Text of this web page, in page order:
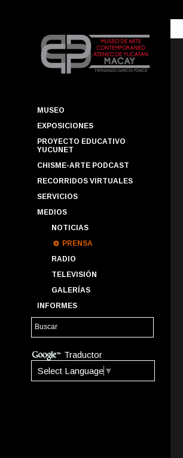
MUSEO
EXPOSICIONES
PROYECTO EDUCATIVO
YUCUNET
CHISME-ARTE PODCAST
RECORRIDOS VIRTUALES
SERVICIOS
MEDIOS
NOTICIAS
PRENSA
RADIO
TELEVISIÓN
GALERÍAS
INFORMES
Traductor
Select Language ▼